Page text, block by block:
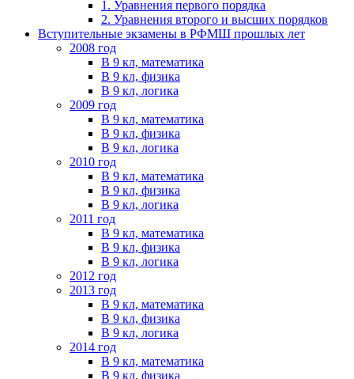
1. Уравнения первого порядка
2. Уравнения второго и высших порядков
Вступительные экзамены в РФМШ прошлых лет
2008 год
В 9 кл, математика
В 9 кл, физика
В 9 кл, логика
2009 год
В 9 кл, математика
В 9 кл, физика
В 9 кл, логика
2010 год
В 9 кл, математика
В 9 кл, физика
В 9 кл, логика
2011 год
В 9 кл, математика
В 9 кл, физика
В 9 кл, логика
2012 год
2013 год
В 9 кл, математика
В 9 кл, физика
В 9 кл, логика
2014 год
В 9 кл, математика
В 9 кл, физика